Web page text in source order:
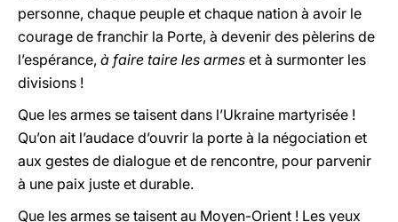
personne, chaque peuple et chaque nation à avoir le
courage de franchir la Porte, à devenir des pèlerins de
l’espérance, à faire taire les armes et à surmonter les
divisions !
Que les armes se taisent dans l’Ukraine martyrisée !
Qu’on ait l’audace d’ouvrir la porte à la négociation et
aux gestes de dialogue et de rencontre, pour parvenir
à une paix juste et durable.
Que les armes se taisent au Moyen-Orient ! Les yeux